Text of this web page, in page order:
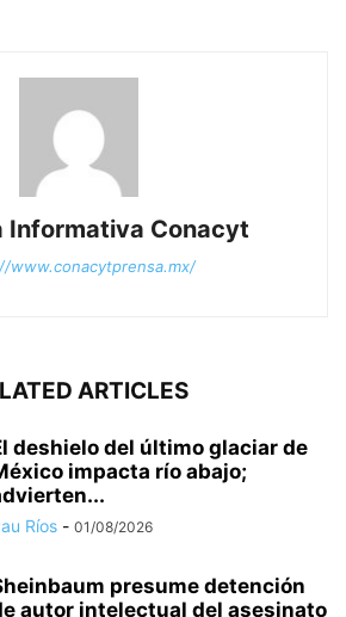
Informativa Conacyt
www.conacytprensa.mx/
ARTICLES
deshielo del último glaciar de
impacta río abajo;
Ríos - 01/08/2026
presume detención
autor intelectual del asesinato